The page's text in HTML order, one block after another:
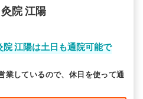
院名から探す
院 江陽
江陽は土日も通院可能で
業しているので、休日を使って通